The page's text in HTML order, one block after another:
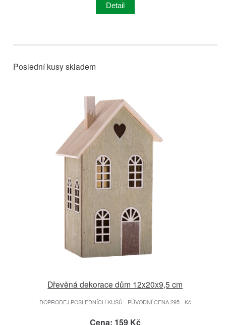
Detail
Poslední kusy skladem
Dřevěná dekorace dům 12x20x9,5 cm
DOPRODEJ POSLEDNÍCH KUSŮ - PŮVODNÍ CENA 295.- Kč
Cena: 159 Kč